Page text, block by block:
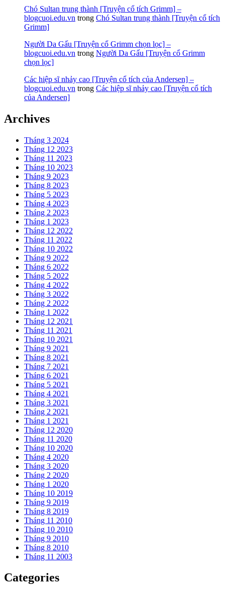
Chó Sultan trung thành [Truyện cổ tích Grimm] –
blogcuoi.edu.vn trong Chó Sultan trung thành [Truyện cổ tích
Grimm]
Người Da Gấu [Truyện cổ Grimm chọn lọc] –
blogcuoi.edu.vn trong Người Da Gấu [Truyện cổ Grimm
chọn lọc]
Các hiệp sĩ nhảy cao [Truyện cổ tích của Andersen] –
blogcuoi.edu.vn trong Các hiệp sĩ nhảy cao [Truyện cổ tích
của Andersen]
Archives
Tháng 3 2024
Tháng 12 2023
Tháng 11 2023
Tháng 10 2023
Tháng 9 2023
Tháng 8 2023
Tháng 5 2023
Tháng 4 2023
Tháng 2 2023
Tháng 1 2023
Tháng 12 2022
Tháng 11 2022
Tháng 10 2022
Tháng 9 2022
Tháng 6 2022
Tháng 5 2022
Tháng 4 2022
Tháng 3 2022
Tháng 2 2022
Tháng 1 2022
Tháng 12 2021
Tháng 11 2021
Tháng 10 2021
Tháng 9 2021
Tháng 8 2021
Tháng 7 2021
Tháng 6 2021
Tháng 5 2021
Tháng 4 2021
Tháng 3 2021
Tháng 2 2021
Tháng 1 2021
Tháng 12 2020
Tháng 11 2020
Tháng 10 2020
Tháng 4 2020
Tháng 3 2020
Tháng 2 2020
Tháng 1 2020
Tháng 10 2019
Tháng 9 2019
Tháng 8 2019
Tháng 11 2010
Tháng 10 2010
Tháng 9 2010
Tháng 8 2010
Tháng 11 2003
Categories